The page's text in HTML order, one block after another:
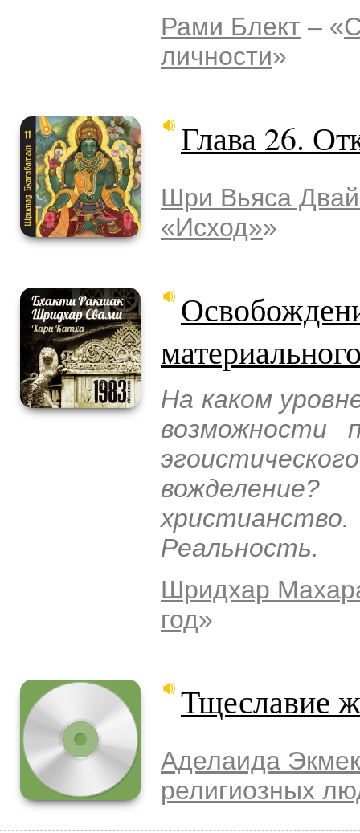
Рами Блект – «
личности»
Глава 26.
Шри Вьяса
«Исход»»
На каком
возможности
Реальность.
Шридхар
год»
Тщеславие
Аделаида
религиозных